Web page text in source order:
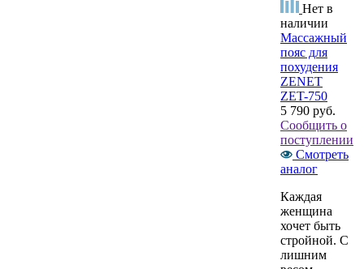
Нет в
наличии
Массажный
пояс для
похудения
ZENET
ZET-750
5 790 руб.
Сообщить о
поступлении
Смотреть
аналог
Каждая
женщина
хочет быть
стройной. С
лишним